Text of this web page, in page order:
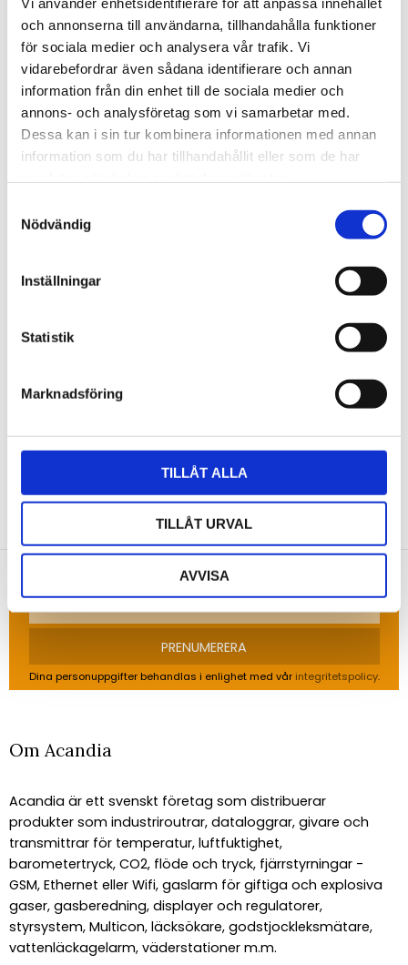
och annonserna till användarna, tillhandahålla funktioner
för sociala medier och analysera vår trafik. Vi
vidarebefordrar även sådana identifierare och annan
information från din enhet till de sociala medier och
annons- och analysföretag som vi samarbetar med.
Dessa kan i sin tur kombinera informationen med annan
information som du har tillhandahållit eller som de har
Nödvändig
Inställningar
Statistik
Marknadsföring
TILLÅT ALLA
TILLÅT URVAL
AVVISA
Potentialfri larmutgång: 24VAC/DC 1A
Analog utsignal: torrt: <5 mA, kondens: >12 mA
Monteras direkt mot ytan som ska övervakas.
Dimensioner: B73xH48xD30 mm
Kabellängd: 2 eller 5 m
Bli den första att lämna ett omdöme.
NYHETSBREV
Anmäl dig till vårt nyhetsbrev och ta del av de
senaste nyheterna!
PRENUMERERA
Dina personuppgifter behandlas i enlighet med vår integritetspolicy.
Om Acandia
Acandia är ett svenskt företag som distribuerar
produkter som industriroutrar, dataloggrar, givare och
transmittrar för temperatur, luftfuktighet,
barometertryck, CO2, flöde och tryck, fjärrstyrningar -
GSM, Ethernet eller Wifi, gaslarm för giftiga och explosiva
gaser, gasberedning, displayer och regulatorer,
styrsystem, Multicon, läcksökare, godstjockleksmätare,
vattenläckagelarm, väderstationer m.m.